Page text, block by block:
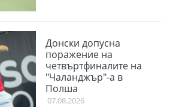
Донски допусна
поражение на
четвъртфиналите на
"Чаланджър"-а в
Полша
07.08.2026